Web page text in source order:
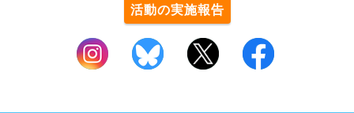
活動の実施報告